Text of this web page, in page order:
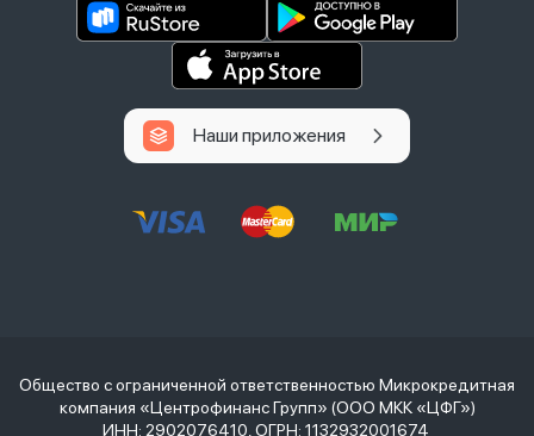
Наши приложения
Общество с ограниченной ответственностью Микрокредитная
компания «Центрофинанс Групп» (ООО МКК «ЦФГ»)
ИНН: 2902076410, ОГРН: 1132932001674